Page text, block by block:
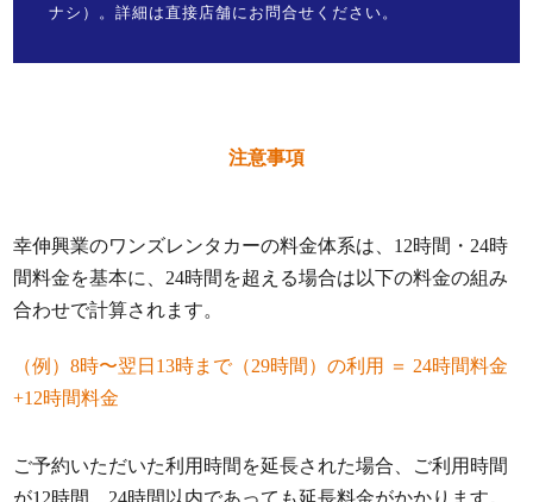
ナシ）。詳細は直接店舗にお問合せください。
注意事項
幸伸興業のワンズレンタカーの料金体系は、12時間・24時
間料金を基本に、24時間を超える場合は以下の料金の組み
合わせで計算されます。
（例）8時〜翌日13時まで（29時間）の利用 ＝ 24時間料金
+12時間料金
ご予約いただいた利用時間を延長された場合、ご利用時間
が12時間、24時間以内であっても延長料金がかかります。